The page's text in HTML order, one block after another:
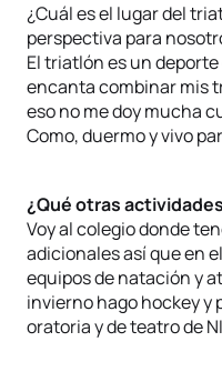
¿Cuál es el lugar del
perspectiva para
El triatlón es un
encanta combinar mis
eso no me doy mucha
Como, duermo y vivo
¿Qué otras
Voy al colegio donde
adicionales así que en
equipos de natación y
invierno hago hockey y
oratoria y de teatro de